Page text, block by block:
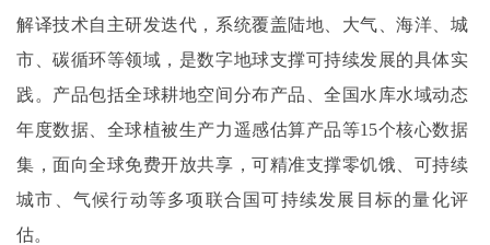
解译技术自主研发迭代，系统覆盖陆地、大气、海洋、城
市、碳循环等领域，是数字地球支撑可持续发展的具体实
践。产品包括全球耕地空间分布产品、全国水库水域动态
年度数据、全球植被生产力遥感估算产品等15个核心数据
集，面向全球免费开放共享，可精准支撑零饥饿、可持续
城市、气候行动等多项联合国可持续发展目标的量化评
估。